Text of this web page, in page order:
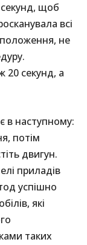
щоб
всі
не
20 секунд, а
в наступному:
потім
двигун.
приладів
успішно
які
таких